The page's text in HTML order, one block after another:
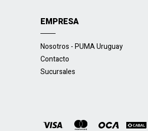
EMPRESA
Nosotros - PUMA Uruguay
Contacto
Sucursales